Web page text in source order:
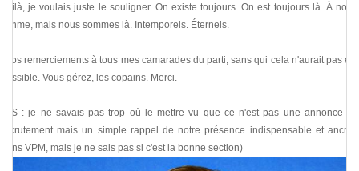
Voilà, je voulais juste le souligner. On existe toujours. On est toujours là. À notre
rythme, mais nous sommes là. Intemporels. Éternels.
Gros remerciements à tous mes camarades du parti, sans qui cela n'aurait pas été
possible. Vous gérez, les copains. Merci.
(P.S : je ne savais pas trop où le mettre vu que ce n'est pas une annonce de
recrutement mais un simple rappel de notre présence indispensable et ancrée
dans VPM, mais je ne sais pas si c'est la bonne section)